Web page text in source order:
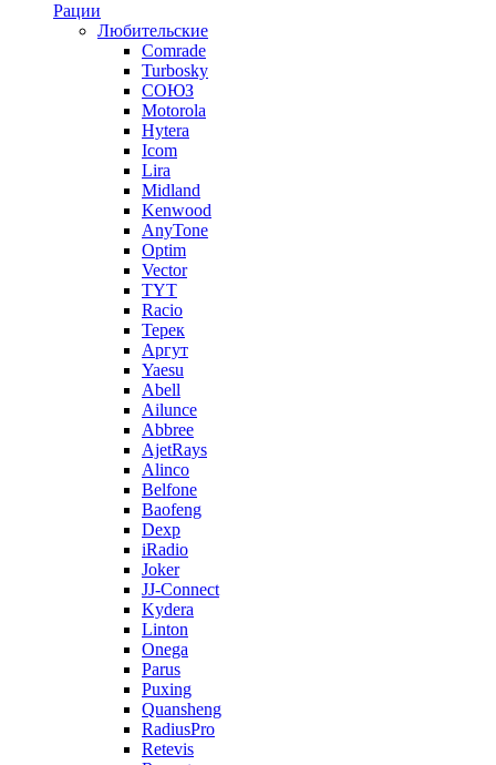
Рации
Любительские
Comrade
Turbosky
СОЮЗ
Motorola
Hytera
Icom
Lira
Midland
Kenwood
AnyTone
Optim
Vector
TYT
Racio
Терек
Аргут
Yaesu
Abell
Ailunce
Abbree
AjetRays
Alinco
Belfone
Baofeng
Dexp
iRadio
Joker
JJ-Connect
Kydera
Linton
Onega
Parus
Puxing
Quansheng
RadiusPro
Retevis